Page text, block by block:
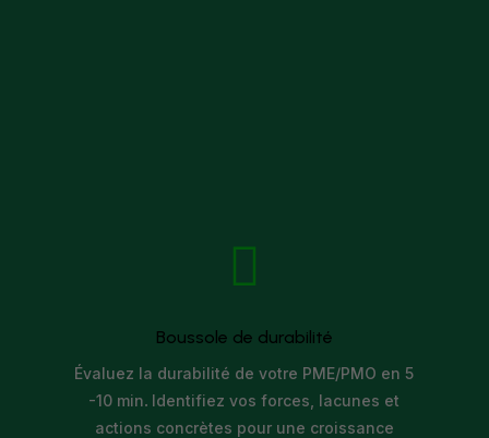

Boussole de durabilité
Évaluez la durabilité de votre PME/PMO en 5
-10 min. Identifiez vos forces, lacunes et
actions concrètes pour une croissance